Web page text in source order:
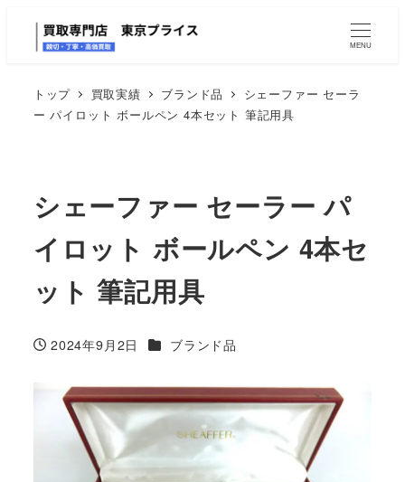
MENU
トップ 買取実績 ブランド品
シェーファー セーラ
ー パイロット ボールペン 4本セット 筆記用具
シェーファー セーラー パ
イロット ボールペン 4本セ
ット 筆記用具
投稿日
2024年9月2日 カテゴリー
ブランド品